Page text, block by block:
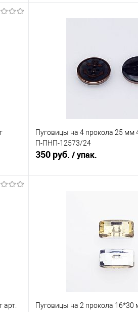
В избранное
Пуговицы на 4 прокола 25 мм
П-ПНП-12573/24
350 руб. / упак.
арт.
Пуговицы на 2 прокола 16*30